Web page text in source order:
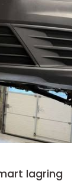
lagring